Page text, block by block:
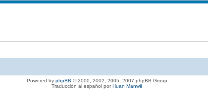
Powered by phpBB © 2000, 2002, 2005, 2007 phpBB Group
Traducción al español porHuan Manwë